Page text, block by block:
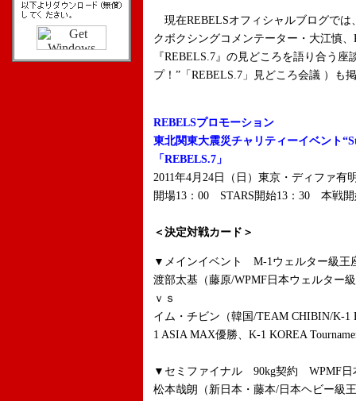
現在REBELSオフィシャルブログでは
クボクシングコメンテーター・大江慎
『REBELS.7』の見どころを語り合う
プ！”「REBELS.7」見どころ会議 ）も
REBELSプロモーション
東北関東大震災チャリティーイベント
「REBELS.7」
2011年4月24日（日）東京・ディファ有
開場13：00 STARS開始13：30 本戦開
＜決定対戦カード＞
▼メインイベント M-1ウェルター級
渡部太基（藤原/WPMF日本ウェルター
ｖｓ
イム・チビン（韓国/TEAM CHIBIN/K-
1 ASIA MAX優勝、K-1 KOREA
▼セミファイナル 90kg契約 WPMF
松本哉朗（新日本・藤本/日本ヘビー級